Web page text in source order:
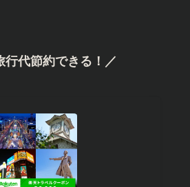
行代節約できる！／